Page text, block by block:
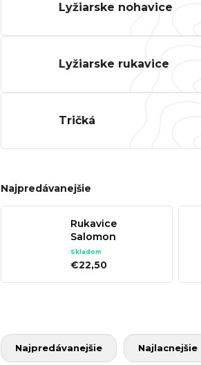
Lyžiarske nohavice
Lyžiarske rukavice
Tričká
Najpredávanejšie
Rukavice
Salomon
CROSS WARM
GLOVE U-DEEP
Skladom
€22,50
R
a
Najpredávanejšie Najlacnejšie